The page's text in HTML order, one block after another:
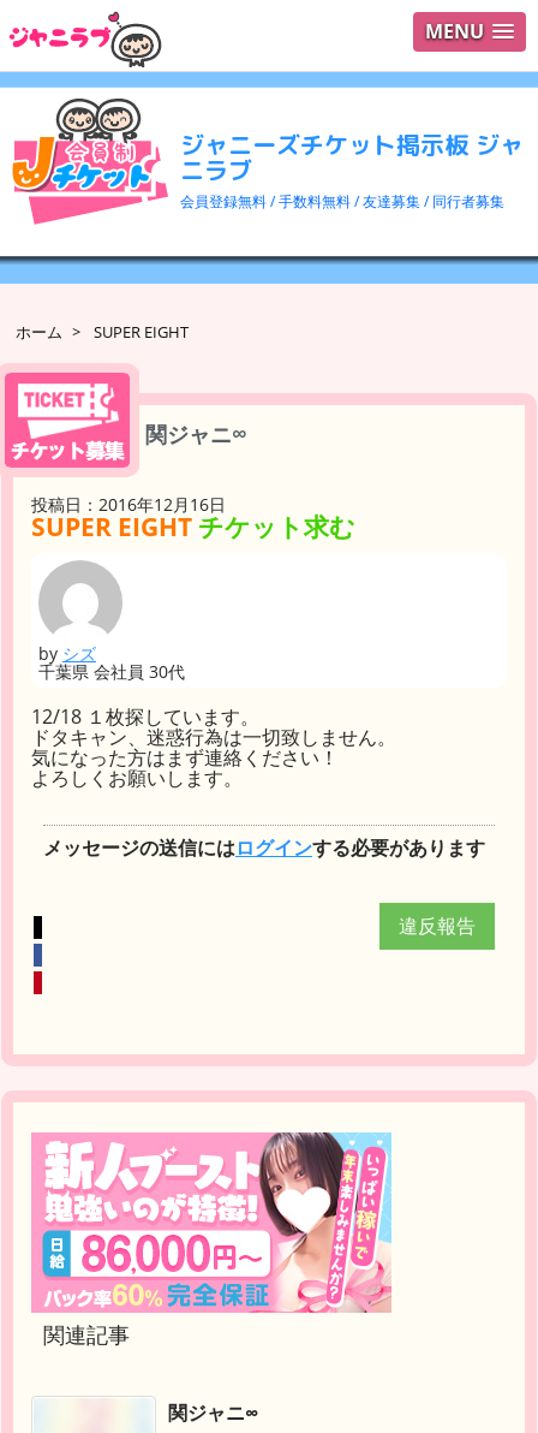
MENU
ジャニーズチケット掲示板 ジャ
ニラブ
会員登録無料 / 手数料無料 / 友達募集 / 同行者募集
ログイ
検索
ホーム > SUPER EIGHT
関ジャニ∞
投稿日：2016年12月16日
SUPER EIGHT チケット求む
by シズ
千葉県 会社員 30代
12/18 １枚探しています。
ドタキャン、迷惑行為は一切致しません。
気になった方はまず連絡ください！
よろしくお願いします。
メッセージの送信にはログインする必要があります
違反報告
関連記事
関ジャニ∞